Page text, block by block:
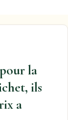
la
ils
a